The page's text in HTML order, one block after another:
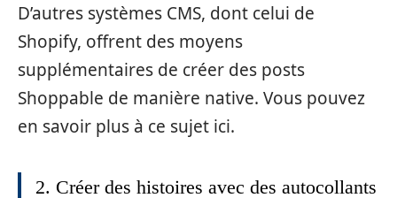
D’autres systèmes CMS, dont celui de
Shopify, offrent des moyens
supplémentaires de créer des posts
Shoppable de manière native. Vous pouvez
en savoir plus à ce sujet ici.
2. Créer des histoires avec des autocollants